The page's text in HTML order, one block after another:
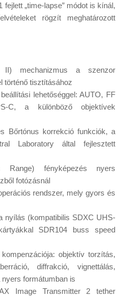
„time-lapse” módot is kínál,
rögzít meghatározott
mechanizmus a szenzor
történő tisztításához
lehetőséggel: AUTO, FF
C, a különböző objektívek
Bőrtónus korrekció funkciók, a
Laboratory által fejlesztett
Range) fényképezés nyers
fotózásnál
rendszer, mely gyors és
nyílás (kompatibilis SDXC UHS-
SDR104 buss speed
objektív torzítás,
diffrakció, vignettálás,
formátumban is
Image Transmitter 2 tether